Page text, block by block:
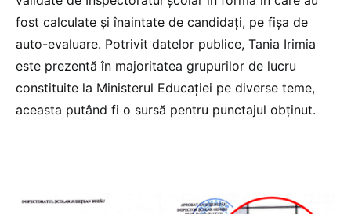
fost calculate și înaintate de candidați, pe fișa de
auto-evaluare. Potrivit datelor publice, Tania Irimia
este prezentă în majoritatea grupurilor de lucru
constituite la Ministerul Educației pe diverse teme,
aceasta putând fi o sursă pentru punctajul obținut.